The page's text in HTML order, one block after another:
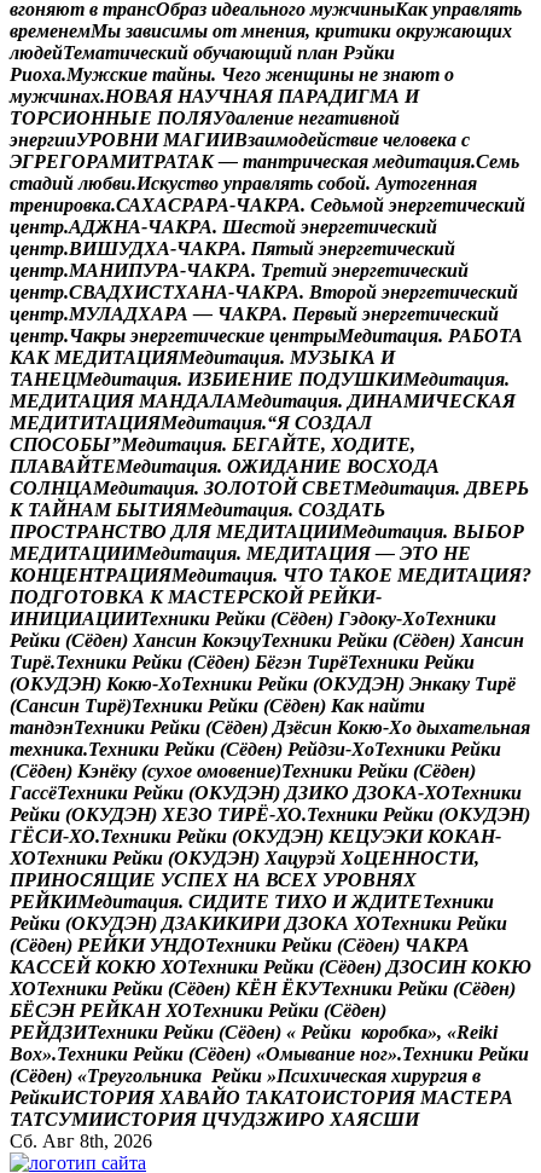
вгоняют в трансОбраз идеального мужчиныКак управлять
временемМы зависимы от мнения, критики окружающих
людейТематический обучающий план Рэйки
Риоха.Мужские тайны. Чего женщины не знают о
мужчинах.НОВАЯ НАУЧНАЯ ПАРАДИГМА И
ТОРСИОННЫЕ ПОЛЯУдаление негативной
энергииУРОВНИ МАГИИВзаимодействие человека с
ЭГРЕГОРАМИТРАТАК — тантрическая медитация.Семь
стадий любви.Искуство управлять собой. Аутогенная
тренировка.САХАСРАРА-ЧАКРА. Седьмой энергетический
центр.АДЖНА-ЧАКРА. Шестой энергетический
центр.ВИШУДХА-ЧАКРА. Пятый энергетический
центр.МАНИПУРА-ЧАКРА. Третий энергетический
центр.СВАДХИСТХАНА-ЧАКРА. Второй энергетический
центр.МУЛАДХАРА — ЧАКРА. Первый энергетический
центр.Чакры энергетические центрыМедитация. РАБОТА
КАК МЕДИТАЦИЯМедитация. МУЗЫКА И
ТАНЕЦМедитация. ИЗБИЕНИЕ ПОДУШКИМедитация.
МЕДИТАЦИЯ МАНДАЛАМедитация. ДИНАМИЧЕСКАЯ
МЕДИТИТАЦИЯМедитация.“Я СОЗДАЛ
СПОСОБЫ”Медитация. БЕГАЙТЕ, ХОДИТЕ,
ПЛАВАЙТЕМедитация. ОЖИДАНИЕ ВОСХОДА
СОЛНЦАМедитация. ЗОЛОТОЙ СВЕТМедитация. ДВЕРЬ
К ТАЙНАМ БЫТИЯМедитация. СОЗДАТЬ
ПРОСТРАНСТВО ДЛЯ МЕДИТАЦИИМедитация. ВЫБОР
МЕДИТАЦИИМедитация. МЕДИТАЦИЯ — ЭТО НЕ
КОНЦЕНТРАЦИЯМедитация. ЧТО ТАКОЕ МЕДИТАЦИЯ?
ПОДГОТОВКА К МАСТЕРСКОЙ РЕЙКИ-
ИНИЦИАЦИИТехники Рейки (Сёден) Гэдоку-ХоТехники
Рейки (Сёден) Хансин КокэцуТехники Рейки (Сёден) Хансин
Тирё.Техники Рейки (Сёден) Бёгэн ТирёТехники Рейки
(ОКУДЭН) Кокю-ХоТехники Рейки (ОКУДЭН) Энкаку Тирё
(Сансин Тирё)Техники Рейки (Сёден) Как найти
тандэнТехники Рейки (Сёден) Дзёсин Кокю-Хо дыхательная
техника.Техники Рейки (Сёден) Рейдзи-ХоТехники Рейки
(Сёден) Кэнёку (сухое омовение)Техники Рейки (Сёден)
ГассёТехники Рейки (ОКУДЭН) ДЗИКО ДЗОКА-ХОТехники
Рейки (ОКУДЭН) ХЕЗО ТИРЁ-ХО.Техники Рейки (ОКУДЭН)
ГЁСИ-ХО.Техники Рейки (ОКУДЭН) КЕЦУЭКИ КОКАН-
ХОТехники Рейки (ОКУДЭН) Хацурэй ХоЦЕННОСТИ,
ПРИНОСЯЩИЕ УСПЕХ НА ВСЕХ УРОВНЯХ
РЕЙКИМедитация. СИДИТЕ ТИХО И ЖДИТЕТехники
Рейки (ОКУДЭН) ДЗАКИКИРИ ДЗОКА ХОТехники Рейки
(Сёден) РЕЙКИ УНДОТехники Рейки (Сёден) ЧАКРА
КАССЕЙ КОКЮ ХОТехники Рейки (Сёден) ДЗОСИН КОКЮ
ХОТехники Рейки (Сёден) КЁН ЁКУТехники Рейки (Сёден)
БЁСЭН РЕЙКАН ХОТехники Рейки (Сёден)
РЕЙДЗИТехники Рейки (Сёден) « Рейки коробка», «Reiki
Вox».Техники Рейки (Сёден) «Омывание ног».Техники Рейки
(Сёден) «Треугольника Рейки »Психическая хирургия в
РейкиИСТОРИЯ ХАВАЙО ТАКАТОИСТОРИЯ МАСТЕРА
ТАТСУМИИСТОРИЯ ЦЧУДЗЖИРО ХАЯСШИ
Сб. Авг 8th, 2026